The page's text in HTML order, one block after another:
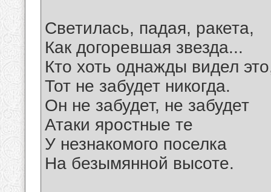
Светилась, падая, ракета,
Как догоревшая звезда...
Кто хоть однажды видел
Тот не забудет никогда.
Он не забудет, не забудет
Атаки яростные те
У незнакомого поселка
На безымянной высоте.